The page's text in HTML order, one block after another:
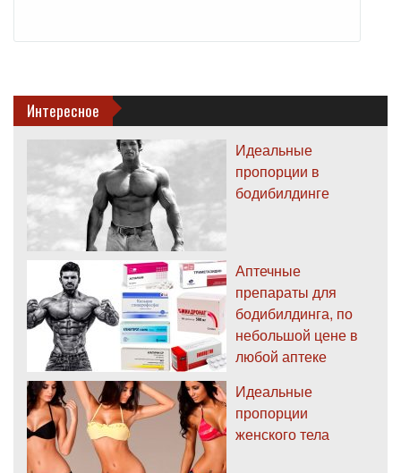
Интересное
Идеальные
пропорции в
бодибилдинге
Аптечные
препараты для
бодибилдинга, по
небольшой цене в
любой аптеке
Идеальные
пропорции
женского тела